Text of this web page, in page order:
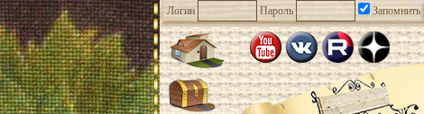
Логин Пароль Запомнить